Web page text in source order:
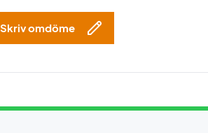
Skriv omdöme